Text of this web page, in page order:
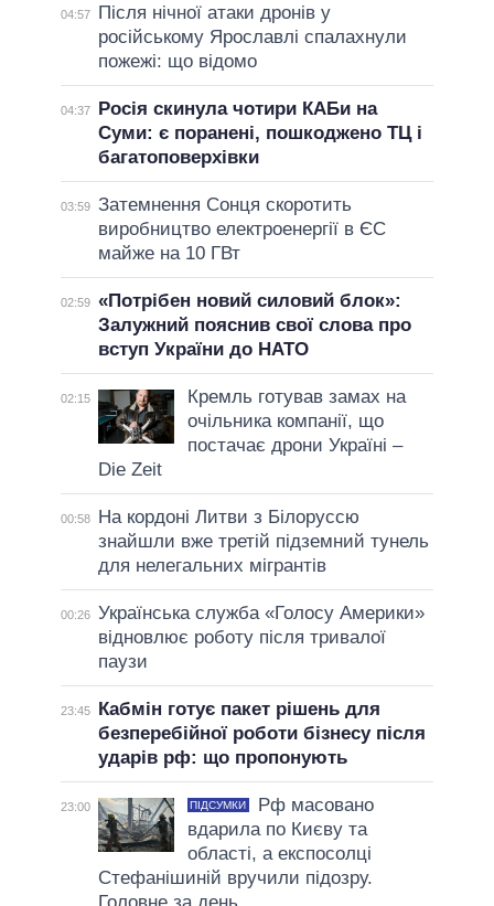
04:57
Після нічної атаки дронів у
російському Ярославлі спалахнули
пожежі: що відомо
04:37
Росія скинула чотири КАБи на
Суми: є поранені, пошкоджено ТЦ і
багатоповерхівки
03:59 Затемнення Сонця скоротить
виробництво електроенергії в ЄС
майже на 10 ГВт
02:59 «Потрібен новий силовий блок»:
Залужний пояснив свої слова про
вступ України до НАТО
02:15
Кремль готував замах на
очільника компанії, що
постачає дрони Україні –
Die Zeit
00:58
На кордоні Литви з Білоруссю
знайшли вже третій підземний тунель
для нелегальних мігрантів
00:26 Українська служба «Голосу Америки»
відновлює роботу після тривалої
паузи
23:45
Кабмін готує пакет рішень для
безперебійної роботи бізнесу після
ударів рф: що пропонують
23:00 ПІДСУМКИ
Рф масовано
вдарила по Києву та
області, а експосолці
Стефанішиній вручили підозру.